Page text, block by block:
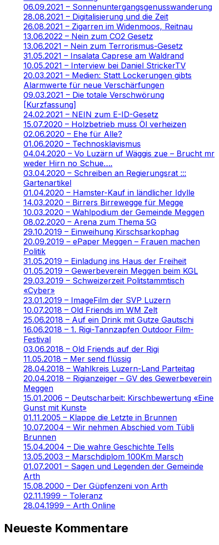
06.09.2021 – Sonnenuntergangsgenusswanderung
28.08.2021 – Digitalisierung und die Zeit
26.08.2021 – Zigarren im Widenmoos, Reitnau
13.06.2022 – Nein zum CO2 Gesetz
13.06.2021 – Nein zum Terrorismus-Gesetz
31.05.2021 – Insalata Caprese am Waldrand
10.05.2021 – Interview bei Daniel StrickerTV
20.03.2021 – Medien: Statt Lockerungen gibts
Alarmwerte für neue Verschärfungen
09.03.2021 – Die totale Verschwörung
[Kurzfassung]
24.02.2021 – NEIN zum E-ID-Gesetz
15.07.2020 – Holzbetrieb muss Öl verheizen
02.06.2020 – Ehe für Alle?
01.06.2020 – Technosklavismus
04.04.2020 – Vo Luzärn uf Wäggis zue – Brucht mr
weder Hirn no Schue….
03.04.2020 – Schreiben an Regierungsrat :::
Gartenartikel
01.04.2020 – Hamster-Kauf in ländlicher Idylle
14.03.2020 – Birrers Birrewegge für Megge
10.03.2020 – Wahlpodium der Gemeinde Meggen
08.02.2020 – Arena zum Thema 5G
29.10.2019 – Einweihung Kirschsarkophag
20.09.2019 – ePaper Meggen – Frauen machen
Politik
31.05.2019 – Einladung ins Haus der Freiheit
01.05.2019 – Gewerbeverein Meggen beim KGL
29.03.2019 – Schweizerzeit Politstammtisch
«Cyber»
23.01.2019 – ImageFilm der SVP Luzern
10.07.2018 – Old Friends im WM Zelt
25.06.2018 – Auf ein Drink mit Gutze Gautschi
16.06.2018 – 1. Rigi-Tannzapfen Outdoor Film-
Festival
03.06.2018 – Old Friends auf der Rigi
11.05.2018 – Mer send flüssig
28.04.2018 – Wahlkreis Luzern-Land Parteitag
20.04.2018 – Rigianzeiger – GV des Gewerbeverein
Meggen
15.01.2006 – Deutscharbeit: Kirschbewertung «Eine
Gunst mit Kunst»
01.11.2005 – Klappe die Letzte in Brunnen
10.07.2004 – Wir nehmen Abschied vom Tübli
Brunnen
15.04.2004 – Die wahre Geschichte Tells
13.05.2003 – Marschdiplom 100Km Marsch
01.07.2001 – Sagen und Legenden der Gemeinde
Arth
15.08.2000 – Der Güpfenzeni von Arth
02.11.1999 – Toleranz
28.04.1999 – Arth Online
Neueste Kommentare